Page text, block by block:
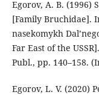
Egorov, A. B. (1996)
[Family Bruchidae].
nasekomykh
Far East of the
Publ., pp. 140–158.
Еgorov, L. V. (2020)